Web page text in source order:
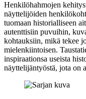
Henkilöhahmojen
näyttelijöiden
tuomaan historialliseen
autenttisiin puvuihin,
kohtauksiin, mikä tekee
mielenkiintoisen.
inspiraationsa useista
näyttelijäntyöstä, jota on